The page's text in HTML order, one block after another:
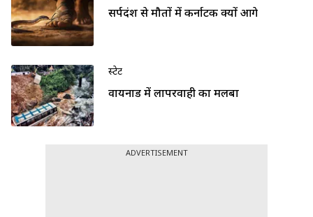
सर्पदंश से मौतों में कर्नाटक क्यों आगे
स्टेट
वायनाड में लापरवाही का मलबा
ADVERTISEMENT